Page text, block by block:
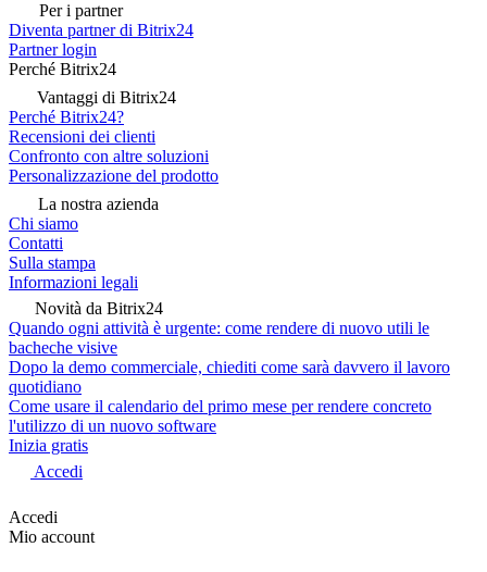
Per i partner
Diventa partner di Bitrix24
Partner login
Perché Bitrix24
Vantaggi di Bitrix24
Perché Bitrix24?
Recensioni dei clienti
Confronto con altre soluzioni
Personalizzazione del prodotto
La nostra azienda
Chi siamo
Contatti
Sulla stampa
Informazioni legali
Novità da Bitrix24
Quando ogni attività è urgente: come rendere di nuovo utili le
bacheche visive
Dopo la demo commerciale, chiediti come sarà davvero il lavoro
quotidiano
Come usare il calendario del primo mese per rendere concreto
l'utilizzo di un nuovo software
Inizia gratis
Accedi
Accedi
Mio account